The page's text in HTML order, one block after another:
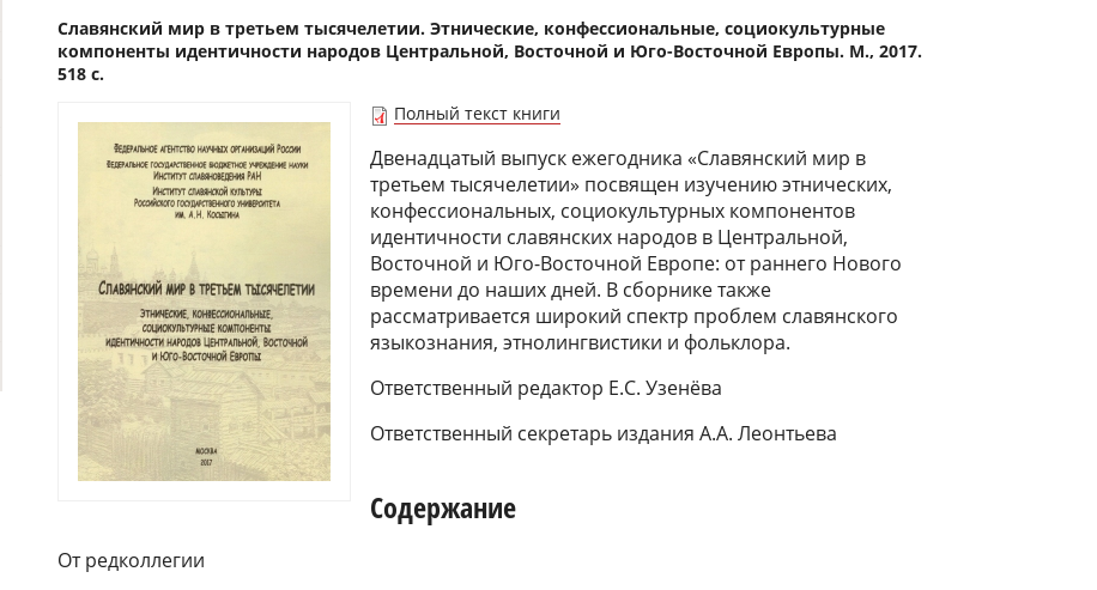
Славянский мир в третьем тысячелетии. Этнические, конфессиональные, социокультурные
компоненты идентичности народов Центральной, Восточной и Юго-Восточной Европы. М., 2017.
518 с.
Полный текст книги
Двенадцатый выпуск ежегодника «Славянский мир в
третьем тысячелетии» посвящен изучению этнических,
конфессиональных, социокультурных компонентов
идентичности славянских народов в Центральной,
Восточной и Юго-Восточной Европе: от раннего Нового
времени до наших дней. В сборнике также
рассматривается широкий спектр проблем славянского
языкознания, этнолингвистики и фольклора.
Ответственный редактор Е.С. Узенёва
Ответственный секретарь издания А.А. Леонтьева
Содержание
От редколлегии